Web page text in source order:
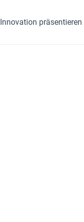
Innovation präsentieren